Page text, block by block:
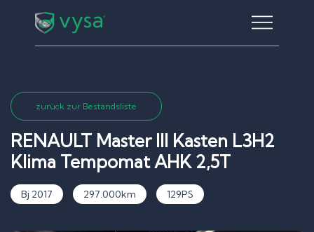
zurück zur Bestandsliste
RENAULT Master III Kasten L3H2
Klima Tempomat AHK 2,5T
Bj 2017 297.000km 129PS